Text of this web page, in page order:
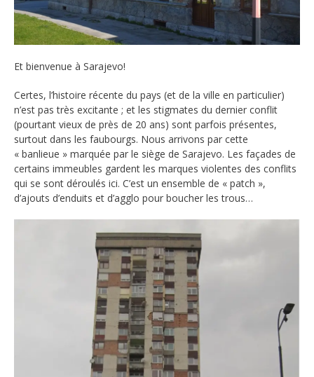
Et bienvenue à Sarajevo!
Certes, l’histoire récente du pays (et de la ville en particulier)
n’est pas très excitante ; et les stigmates du dernier conflit
(pourtant vieux de près de 20 ans) sont parfois présentes,
surtout dans les faubourgs. Nous arrivons par cette
« banlieue » marquée par le siège de Sarajevo. Les façades de
certains immeubles gardent les marques violentes des conflits
qui se sont déroulés ici. C’est un ensemble de « patch »,
d’ajouts d’enduits et d’agglo pour boucher les trous…